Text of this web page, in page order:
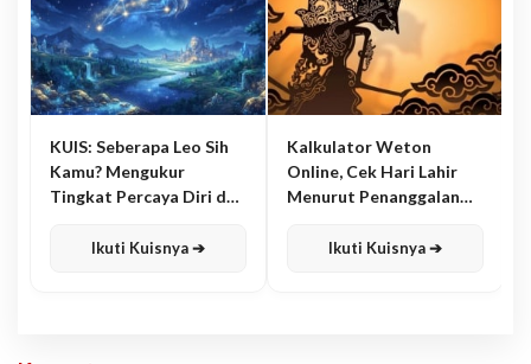
KUIS: Seberapa Leo Sih
Kamu? Mengukur
Tingkat Percaya Diri dan
Ikuti Kuisnya ➔
Kalkulator Weton
Online, Cek Hari Lahir
Menurut Penanggalan
Ikuti Kuisnya ➔